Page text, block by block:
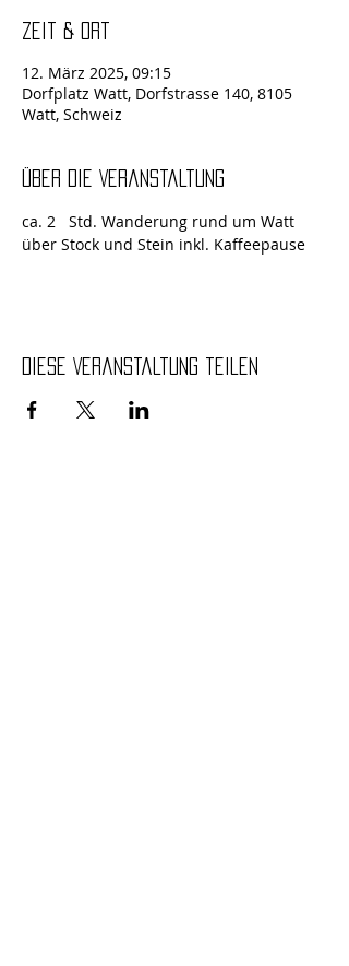
Zeit & Ort
12. März 2025, 09:15
Dorfplatz Watt, Dorfstrasse 140, 8105
Watt, Schweiz
Über die Veranstaltung
ca. 2   Std. Wanderung rund um Watt
über Stock und Stein inkl. Kaffeepause
Diese Veranstaltung teilen